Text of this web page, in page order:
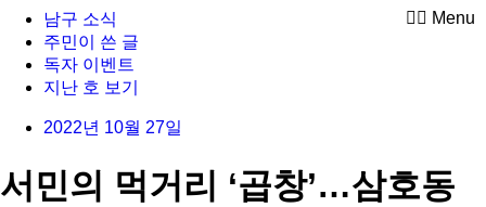
Menu
남구 소식
주민이 쓴 글
독자 이벤트
지난 호 보기
2022년 10월 27일
서민의 먹거리 ‘곱창’…삼호동